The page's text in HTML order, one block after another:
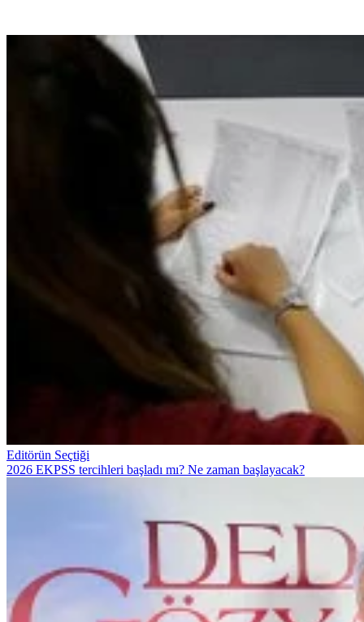
Editörün Seçtiği
2026 EKPSS tercihleri başladı mı? Ne zaman başlayacak?